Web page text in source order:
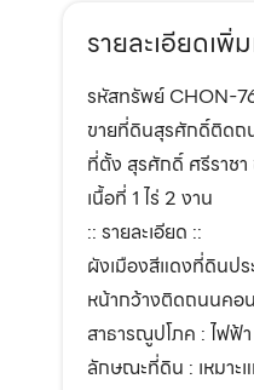
รายละเอียดเพิ่
รหัสทรัพย์ CHON-
ขายที่ดินสุรศักดิ์ติดถ
ที่ตั้ง สุรศักดิ์ ศรีราชา
เนื้อที่ 1 ไร่ 2 งาน
:: รายละเอียด ::
ผังเมืองสีแดงที่ดินป
หน้ากว้างติดถนนคอ
สาธารณูปโภค : ไฟฟ้
ลักษณะที่ดิน : เหมาะ